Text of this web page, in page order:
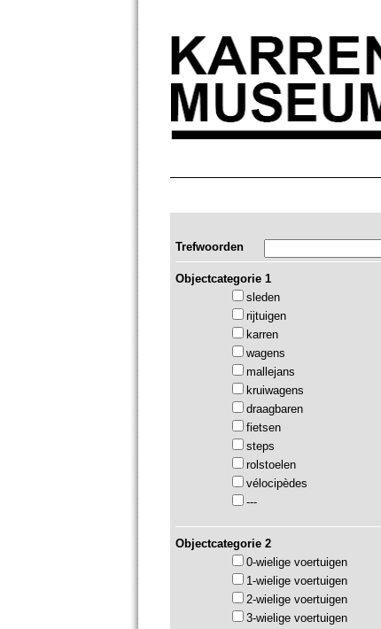
Trefwoorden
Objectcategorie 1
sleden
rijtuigen
karren
wagens
mallejans
kruiwagens
draagbaren
fietsen
steps
rolstoelen
vélocipèdes
---
Objectcategorie 2
0-wielige voertuigen
1-wielige voertuigen
2-wielige voertuigen
3-wielige voertuigen